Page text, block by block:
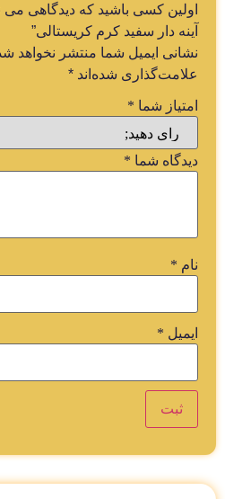
اولین کسی باشید که دیدگاهی
آینه دار سفید کرم کریستالی”
نشانی ایمیل شما منتشر نخواهد
علامت‌گذاری شده‌اند *
امتیاز شما *
دیدگاه شما *
نام *
ایمیل *